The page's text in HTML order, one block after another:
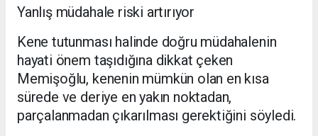
Yanlış müdahale riski artırıyor
Kene tutunması halinde doğru müdahalenin
hayati önem taşıdığına dikkat çeken
Memişoğlu, kenenin mümkün olan en kısa
sürede ve deriye en yakın noktadan,
parçalanmadan çıkarılması gerektiğini söyledi.